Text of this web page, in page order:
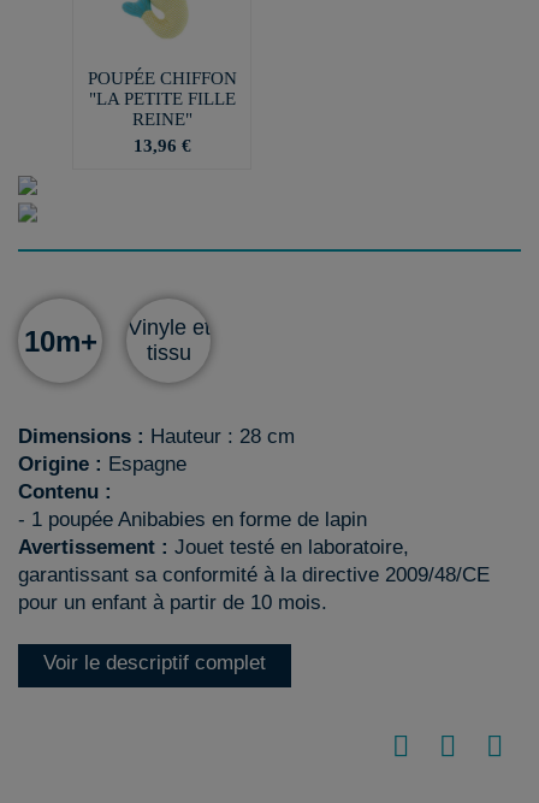
POUPÉE CHIFFON
"LA PETITE FILLE
REINE"
13,96 €
10m+
Vinyle et
tissu
Dimensions : Hauteur : 28 cm
Origine : Espagne
Contenu :
- 1 poupée Anibabies en forme de lapin
Avertissement : Jouet testé en laboratoire,
garantissant sa conformité à la directive 2009/48/CE
pour un enfant à partir de 10 mois.
Voir le descriptif complet